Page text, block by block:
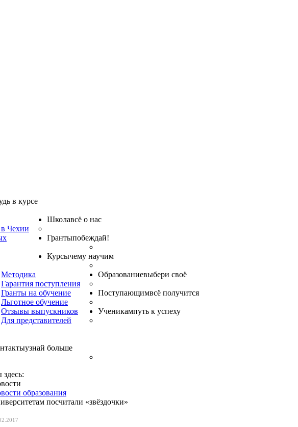
в курсе
Чехии
Школавсё о нас
Методика
Гарантия поступления
Гранты на обучение
Льготное обучение
Отзывы выпускников
Для представителей
Грантыпобеждай!
Курсычему научим
Образованиевыбери своё
Поступающимвсё получится
Ученикампуть к успеху
узнай больше
образования
посчитали «звёздочки»